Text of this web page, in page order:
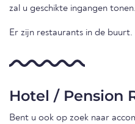
zal u geschikte ingangen tonen.
Er zijn restaurants in de buurt.
Hotel / Pension
Bent u ook op zoek naar